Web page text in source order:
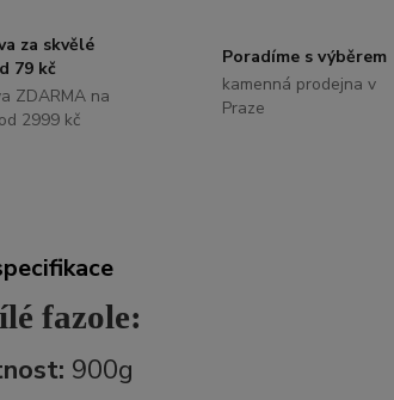
za skvělé
79 kč
ZDARMA na
2999 kč
Poradíme s výběrem
kamenná prodejna v
Praze
fazole:
900g